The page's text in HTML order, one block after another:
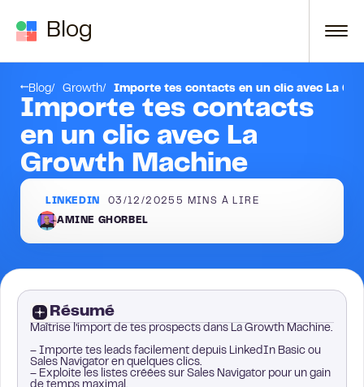
Blog
Blog Growth Importe tes contacts en un clic avec La
Importe tes contacts
en un clic avec La
Growth Machine
LINKEDIN 03/12/2025 5 MINS À LIRE
AMINE GHORBEL
Résumé
Maîtrise l’import de tes prospects dans La Growth Machine.
– Importe tes leads facilement depuis LinkedIn Basic ou
Sales Navigator en quelques clics.
– Exploite les listes créées sur Sales Navigator pour un gain